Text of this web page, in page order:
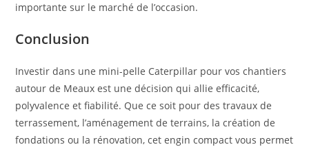
importante sur le marché de l’occasion.
Conclusion
Investir dans une mini-pelle Caterpillar pour vos chantiers
autour de Meaux est une décision qui allie efficacité,
polyvalence et fiabilité. Que ce soit pour des travaux de
terrassement, l’aménagement de terrains, la création de
fondations ou la rénovation, cet engin compact vous permet